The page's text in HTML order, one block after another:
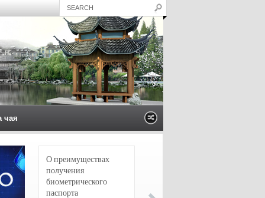
чая
О преимуществах
получения
биометрического
паспорта